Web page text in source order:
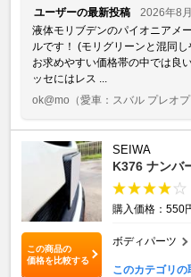
ユーザーの最新投稿
2026年8
液体モリブデンのパイオニアメ
ルです！ (モリグリーンと混同
お求めやすい価格帯の中では良
ッセにはレス ...
ok@mo （愛車：スバル プレオプ
この商品の
価格を比較する
SEIWA
K376 ナンバ
購入価格：550
ボディパーツ
このカテゴリ